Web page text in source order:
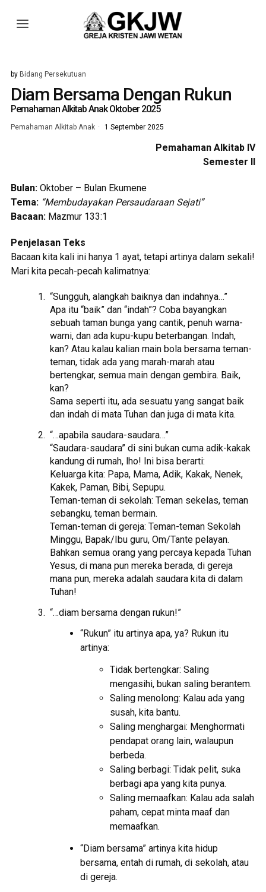
by Bidang Persekutuan
Diam Bersama Dengan Rukun
Pemahaman Alkitab Anak Oktober 2025
Pemahaman Alkitab Anak 1 September 2025
Pemahaman Alkitab IV
Semester II
Bulan: Oktober – Bulan Ekumene
Tema: “Membudayakan Persaudaraan Sejati”
Bacaan: Mazmur 133:1
Penjelasan Teks
Bacaan kita kali ini hanya 1 ayat, tetapi artinya dalam sekali!
Mari kita pecah-pecah kalimatnya:
“Sungguh, alangkah baiknya dan indahnya…”
Apa itu “baik” dan “indah”? Coba bayangkan
sebuah taman bunga yang cantik, penuh warna-
warni, dan ada kupu-kupu beterbangan. Indah,
kan? Atau kalau kalian main bola bersama teman-
teman, tidak ada yang marah-marah atau
bertengkar, semua main dengan gembira. Baik,
kan?
Sama seperti itu, ada sesuatu yang sangat baik
dan indah di mata Tuhan dan juga di mata kita.
“…apabila saudara-saudara…”
“Saudara-saudara” di sini bukan cuma adik-kakak
kandung di rumah, lho! Ini bisa berarti:
Keluarga kita: Papa, Mama, Adik, Kakak, Nenek,
Kakek, Paman, Bibi, Sepupu.
Teman-teman di sekolah: Teman sekelas, teman
sebangku, teman bermain.
Teman-teman di gereja: Teman-teman Sekolah
Minggu, Bapak/Ibu guru, Om/Tante pelayan.
Bahkan semua orang yang percaya kepada Tuhan
Yesus, di mana pun mereka berada, di gereja
mana pun, mereka adalah saudara kita di dalam
Tuhan!
“…diam bersama dengan rukun!”
“Rukun” itu artinya apa, ya? Rukun itu
artinya:
Tidak bertengkar: Saling
mengasihi, bukan saling berantem.
Saling menolong: Kalau ada yang
susah, kita bantu.
Saling menghargai: Menghormati
pendapat orang lain, walaupun
berbeda.
Saling berbagi: Tidak pelit, suka
berbagi apa yang kita punya.
Saling memaafkan: Kalau ada salah
paham, cepat minta maaf dan
memaafkan.
“Diam bersama” artinya kita hidup
bersama, entah di rumah, di sekolah, atau
di gereja.